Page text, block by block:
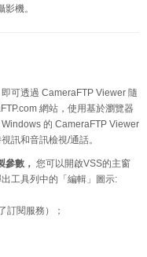
機。
可透過 CameraFTP Viewer 隨
網站，使用基於瀏覽器
的 CameraFTP Viewer
訊和音訊檢視/通話。
參數， 您可以開啟VSS的主窗
工具列中的「編輯」圖示:
訂閱服務）；